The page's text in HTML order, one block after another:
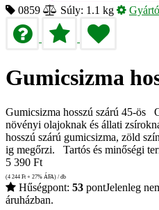
0859 Súly: 1.1 kg
Gumicsizma
Gumicsizma hosszú szárú 45-ös
növényi olajoknak és állati
hosszú szárú gumicsizma, zöld
ig megőrzi. Tartós és minőségi
5 390 Ft
(4 244 Ft + 27% ÁFA) / db
Hűségpont: 53 pontJelenleg
áruházban.